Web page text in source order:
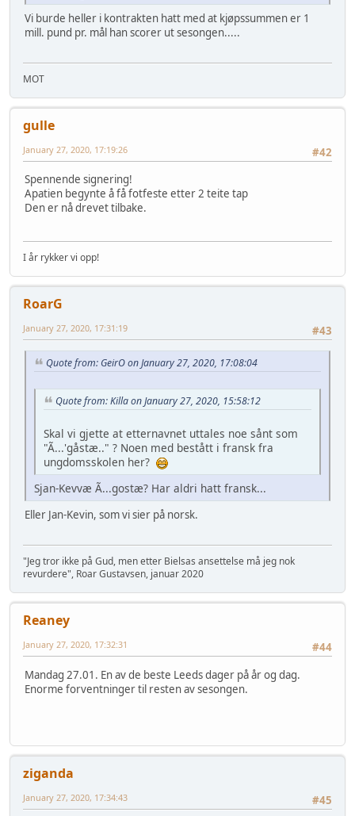
Vi burde heller i kontrakten hatt med at kjøpssummen er 1
mill. pund pr. mål han scorer ut sesongen.....
MOT
gulle
#42
January 27, 2020, 17:19:26
Spennende signering!
Apatien begynte å få fotfeste etter 2 teite tap
Den er nå drevet tilbake.
I år rykker vi opp!
RoarG
#43
January 27, 2020, 17:31:19
Quote from: GeirO on January 27, 2020, 17:08:04
Quote from: Killa on January 27, 2020, 15:58:12
Skal vi gjette at etternavnet uttales noe sånt som
"Ã...'gåstæ.." ? Noen med bestått i fransk fra
ungdomsskolen her?
Sjan-Kevvæ Ã...gostæ? Har aldri hatt fransk...
Eller Jan-Kevin, som vi sier på norsk.
"Jeg tror ikke på Gud, men etter Bielsas ansettelse må jeg nok
revurdere", Roar Gustavsen, januar 2020
Reaney
#44
January 27, 2020, 17:32:31
Mandag 27.01. En av de beste Leeds dager på år og dag.
Enorme forventninger til resten av sesongen.
ziganda
#45
January 27, 2020, 17:34:43